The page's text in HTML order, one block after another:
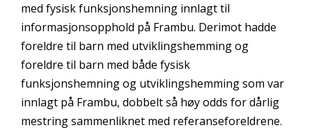
med fysisk funksjonshemning innlagt til
informasjonsopphold på Frambu. Derimot hadde
foreldre til barn med utviklingshemming og
foreldre til barn med både fysisk
funksjonshemning og utviklingshemming som var
innlagt på Frambu, dobbelt så høy odds for dårlig
mestring sammenliknet med referanseforeldrene.